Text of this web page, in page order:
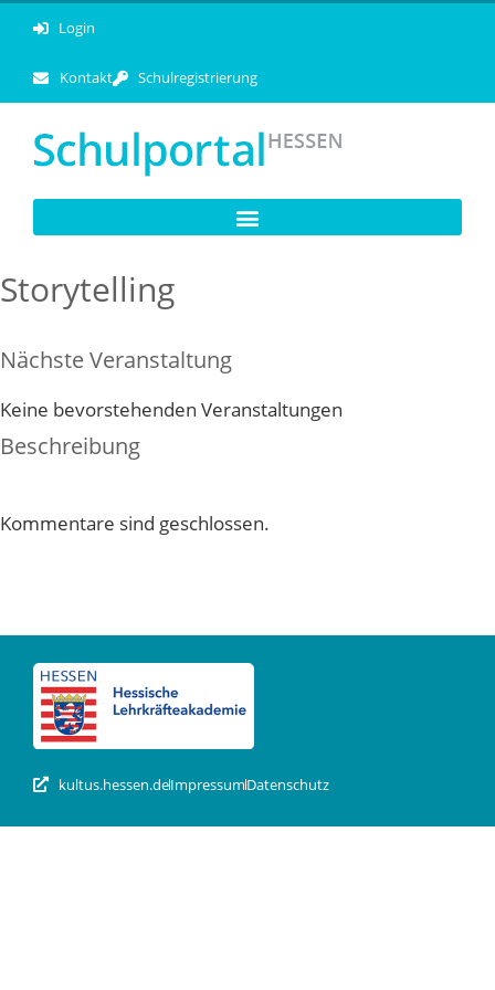
Login
Kontakt Schulregistrierung
Storytelling
Nächste Veranstaltung
Keine bevorstehenden Veranstaltungen
Beschreibung
Kommentare sind geschlossen.
kultus.hessen.deImpressumDatenschutz